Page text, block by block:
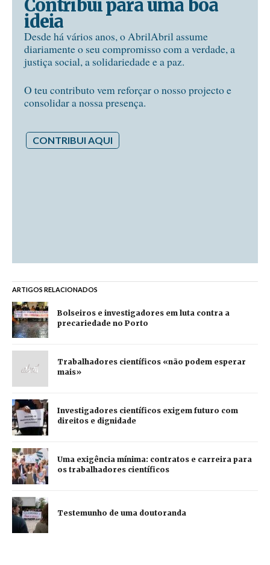
Contribui para uma boa
ideia
Desde há vários anos, o AbrilAbril assume
diariamente o seu compromisso com a verdade, a
justiça social, a solidariedade e a paz.
O teu contributo vem reforçar o nosso projecto e
consolidar a nossa presença.
CONTRIBUI AQUI
ARTIGOS RELACIONADOS
Bolseiros e investigadores em luta contra a
precariedade no Porto
Trabalhadores científicos «não podem esperar
mais»
Investigadores científicos exigem futuro com
direitos e dignidade
Uma exigência mínima: contratos e carreira para
os trabalhadores científicos
Testemunho de uma doutoranda